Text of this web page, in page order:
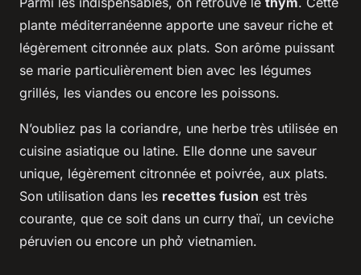
plante méditerranéenne apporte une saveur riche et
légèrement citronnée aux plats. Son arôme puissant
se marie particulièrement bien avec les légumes
grillés, les viandes ou encore les poissons.
N’oubliez pas la coriandre, une herbe très utilisée en
cuisine asiatique ou latine. Elle donne une saveur
unique, légèrement citronnée et poivrée, aux plats.
Son utilisation dans les recettes fusion est très
courante, que ce soit dans un curry thaï, un ceviche
péruvien ou encore un phở vietnamien.